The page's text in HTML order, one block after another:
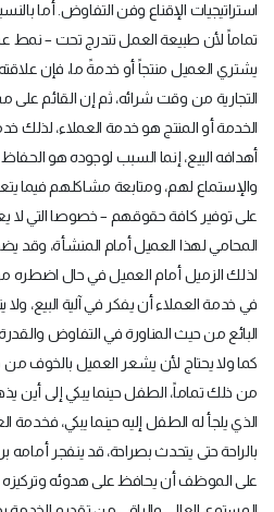
استراتيجيات الإقناع وفن التفاوض. أما
تماماً لأن طبيعة العمل تندرج تحت – نمط
يشتري العميل منتجاً أو خدمةً ما، فإن
التجارية من وقت شرائه، ثم إن القائم
الخدمة أو المنتج هو خدمة العملاء، لذلك
أهدافه البيع، إنما السبب لوجوده هو
والإستماع لهم، ومتابعة مشاكلهم فيما
على توفير كافة حقوقهم – خصوصا التي لا
المحامي لهذا العميل أمام المنشأة، وقد
لذلك الزميل أمام العميل في حال اضطره
في خدمة العملاء أن يفكر في آلية البيع،
البائع من حيث المناورة في التفاوض والقدرة
كما ولا يحتاج لأن يشعر العميل بالخوف
من ذلك تماماً، الطفل حينما يبكي إلى أين
الذي يلجأ له الطفل إليه حينما يبكي،
بالراحة حتى يتحدث بصراحة، قد ينفجر
على الموظف أن يحافظ على هدوئه